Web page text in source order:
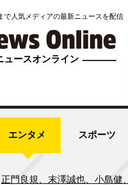
で人気メディアの最新ニュースを配信
ュースオンライン
エンタメ スポーツ
正門良規、末澤誠也、小島